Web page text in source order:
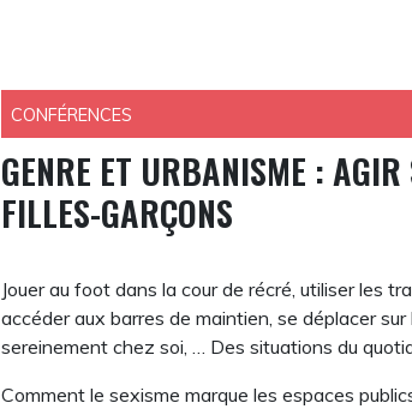
CONFÉRENCES
GENRE ET URBANISME : AGIR
FILLES-GARÇONS
Jouer au foot dans la cour de récré, utiliser les
accéder aux barres de maintien, se déplacer
sereinement chez soi, … Des situations du
Comment le sexisme marque les espaces